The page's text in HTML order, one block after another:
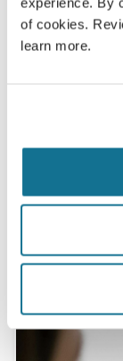
of cookies.
learn more.
100% van
borstvergroting
2010 en